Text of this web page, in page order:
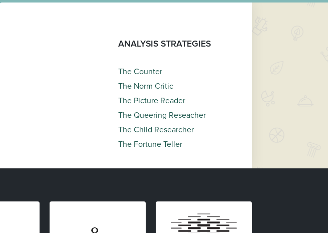
ANALYSIS STRATEGIES
The Counter
The Norm Critic
The Picture Reader
The Queering Reseacher
The Child Researcher
The Fortune Teller